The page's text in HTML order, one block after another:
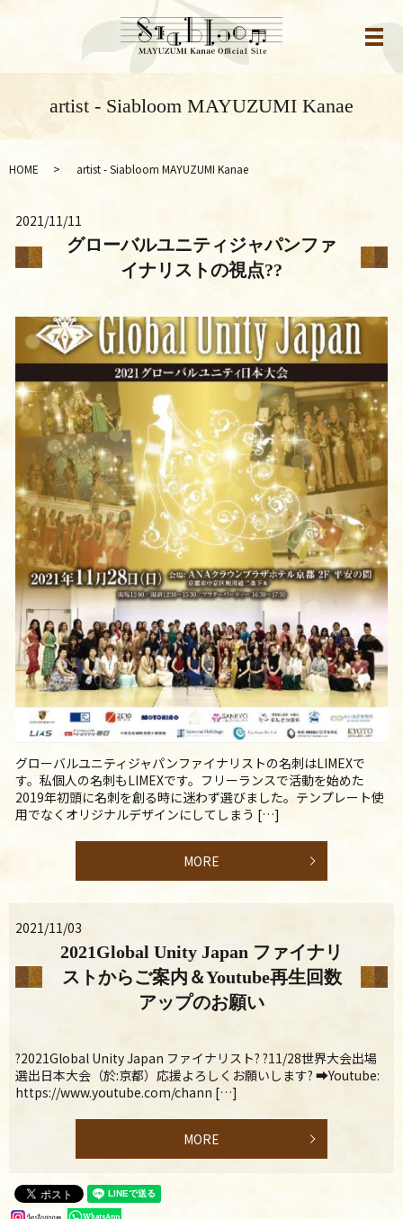
メ
artist - Siabloom MAYUZUMI Kanae
HOME artist - Siabloom MAYUZUMI Kanae
2021/11/11
グローバルユニティジャパンファ
イナリストの視点??
グローバルユニティジャパンファイナリストの名刺はLIMEXで
す。私個人の名刺もLIMEXです。フリーランスで活動を始めた
2019年初頭に名刺を創る時に迷わず選びました。テンプレート使
用でなくオリジナルデザインにしてしまう […]
MORE
2021/11/03
2021Global Unity Japan ファイナリ
ストからご案内＆Youtube再生回数
アップのお願い
?2021Global Unity Japan ファイナリスト? ?11/28世界大会出場
選出日本大会（於:京都）応援よろしくお願いします? ➡Youtube:
https://www.youtube.com/chann […]
MORE